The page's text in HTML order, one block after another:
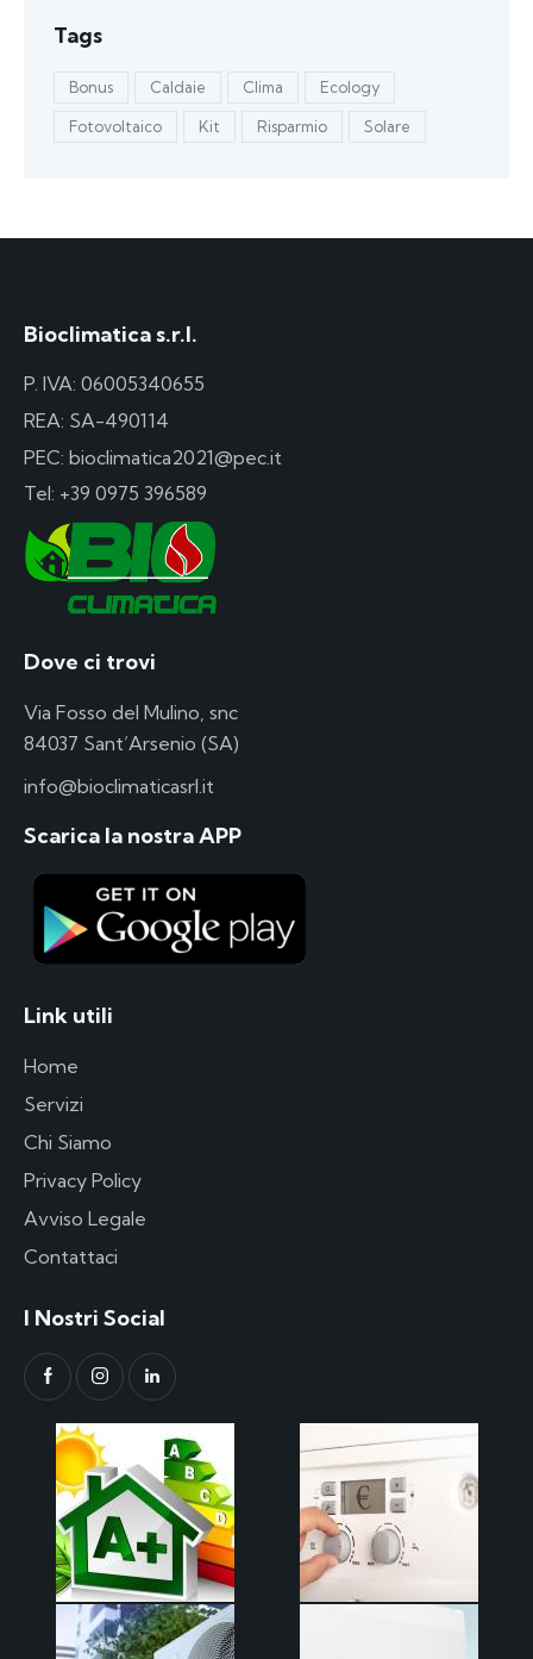
Tags
Bonus Caldaie Clima Ecology
Fotovoltaico Kit Risparmio Solare
Bioclimatica s.r.l.
P. IVA: 06005340655
REA: SA-490114
PEC: bioclimatica2021@pec.it
Tel: +39 0975 396589
Dove ci trovi
Via Fosso del Mulino, snc
84037 Sant’Arsenio (SA)
info@bioclimaticasrl.it
Scarica la nostra APP
Link utili
Home
Servizi
Chi Siamo
Privacy Policy
Avviso Legale
Contattaci
I Nostri Social